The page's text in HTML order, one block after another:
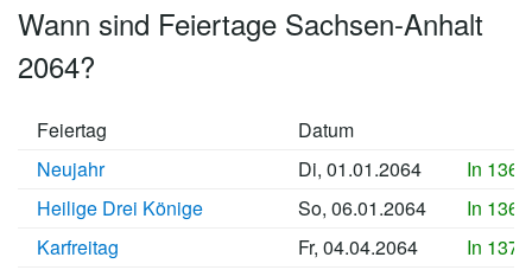
Wann sind Feiertage Sachsen-Anhalt
2064?
Feiertag
Datum
Neujahr
Di, 01.01.2064
In
Heilige Drei Könige
So, 06.01.2064
In
Karfreitag
Fr, 04.04.2064
In